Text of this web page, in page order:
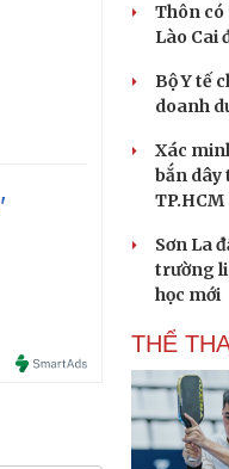
Thôn có
Lào Cai
Bộ Y tế
doanh
Xác
bắn dây
TP.HCM
Sơn La
trường
học mới
THỂ